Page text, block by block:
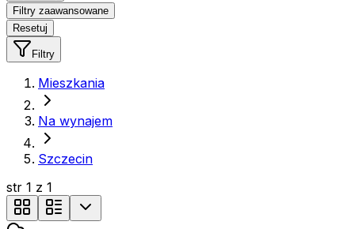
Filtry zaawansowane
Resetuj
Filtry
Mieszkania
Na wynajem
Szczecin
str 1 z 1